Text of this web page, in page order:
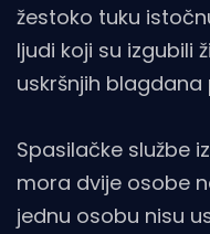
žestoko tuku
ljudi koji su izgubili
uskršnjih
Spasilačke službe
mora dvije osobe
jednu osobu nisu